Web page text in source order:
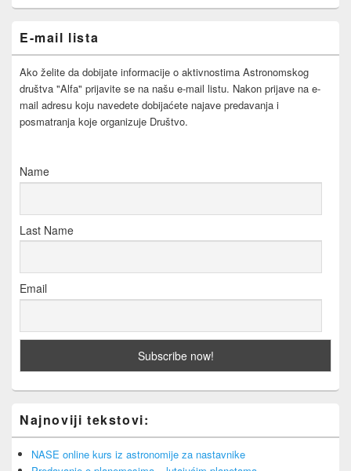
E-mail lista
Ako želite da dobijate informacije o aktivnostima Astronomskog
društva "Alfa" prijavite se na našu e-mail listu. Nakon prijave na e-
mail adresu koju navedete dobijaćete najave predavanja i
posmatranja koje organizuje Društvo.
Name
Last Name
Email
Najnoviji tekstovi:
NASE online kurs iz astronomije za nastavnike